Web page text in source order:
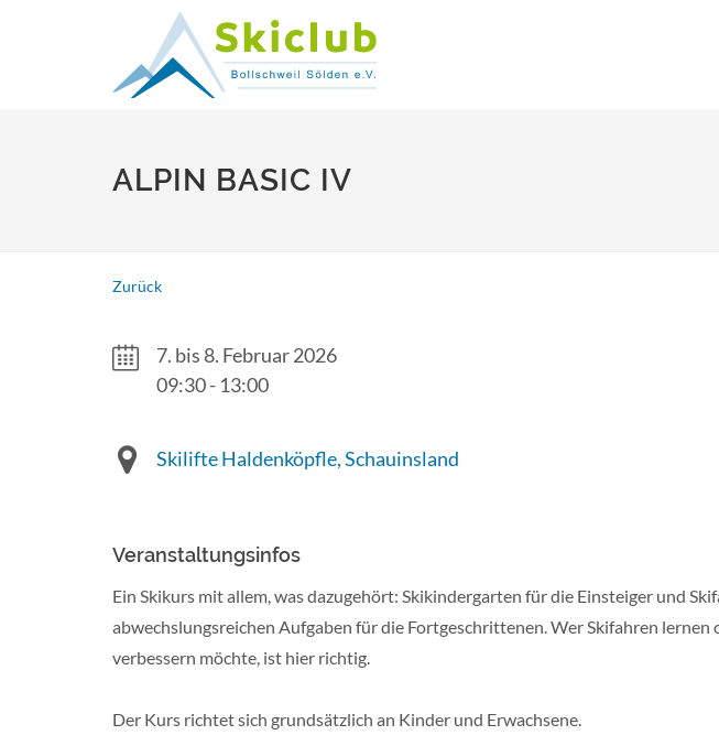
ALPIN BASIC IV
Zurück
7. bis 8. Februar 2026
09:30 - 13:00
Skilifte Haldenköpfle, Schauinsland
Veranstaltungsinfos
Ein Skikurs mit allem, was dazugehört: Skikindergarten für die Einsteiger und
abwechslungsreichen Aufgaben für die Fortgeschrittenen. Wer Skifahren lernen
verbessern möchte, ist hier richtig.
Der Kurs richtet sich grundsätzlich an Kinder und Erwachsene.